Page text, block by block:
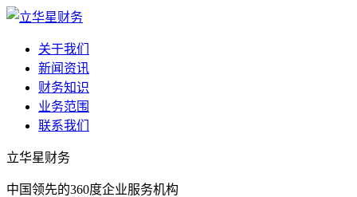
关于我们
新闻资讯
财务知识
业务范围
联系我们
立华星财务
中国领先的360度企业服务机构